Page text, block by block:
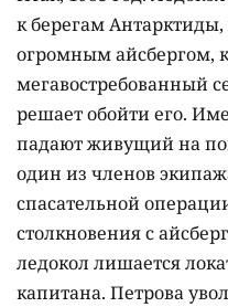
к берегам
огромным айсбергом,
мегавостребованный
решает обойти его.
падают живущий на
один из членов
спасательной
столкновения с
ледокол лишается
капитана. Петрова